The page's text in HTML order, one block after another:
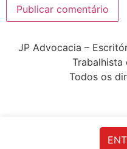
JP Advocacia –
Trabalhista
Todos os
html, body { margin: 0;